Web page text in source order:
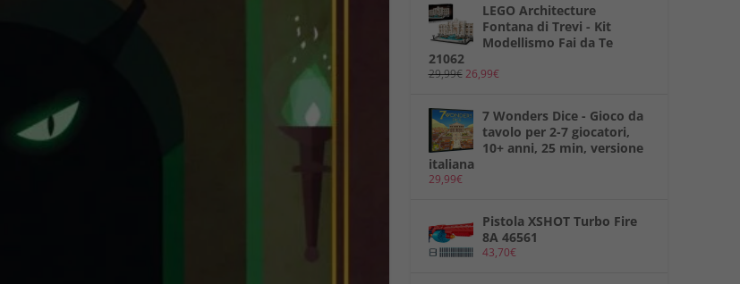
LEGO Architecture
Fontana di Trevi - Kit
Modellismo Fai da Te
21062
29,99€ 26,99€
7 Wonders Dice - Gioco da
tavolo per 2-7 giocatori,
10+ anni, 25 min, versione
italiana
29,99€
Pistola XSHOT Turbo Fire
8A 46561
43,70€